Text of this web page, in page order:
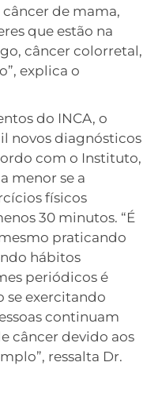
de mama,
que estão na
câncer colorretal,
explica o
do INCA, o
novos diagnósticos
com o Instituto,
menor se a
físicos
30 minutos. “É
praticando
hábitos
periódicos é
se exercitando
continuam
câncer devido aos
ressalta Dr.